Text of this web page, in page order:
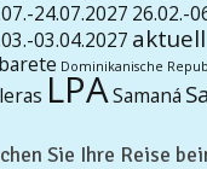
24.07.2027 26.02.-
03.04.2027
Dominikanische
LPASamaná
Sie Ihre Reise